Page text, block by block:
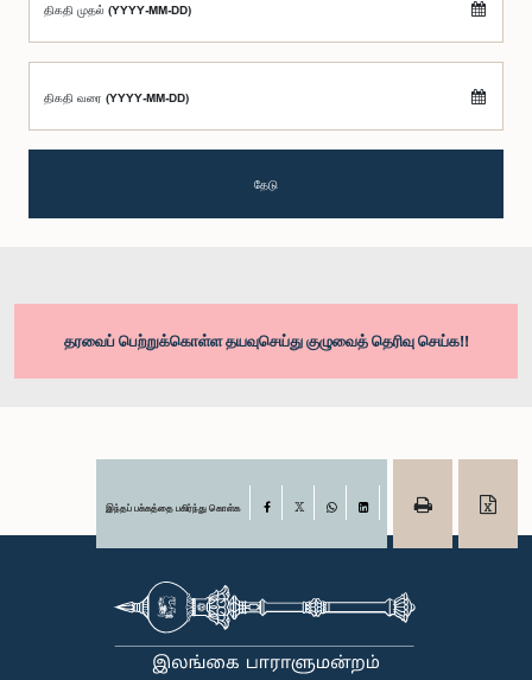
திகதி முதல் (YYYY-MM-DD)
திகதி வரை (YYYY-MM-DD)
தேடு
தரவைப் பெற்றுக்கொள்ள தயவுசெய்து குழுவைத் தெரிவு செய்க!!
இந்தப் பக்கத்தை பகிர்ந்து கொள்க Facebook